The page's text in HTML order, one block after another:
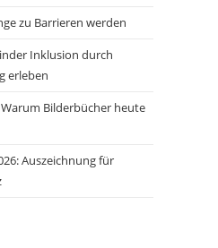
zu Barrieren werden
Inklusion durch
erleben
Bilderbücher heute
Auszeichnung für